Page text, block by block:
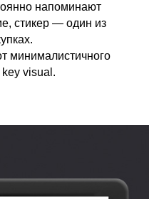
напоминают
стикер — один из
минималистичного
visual.